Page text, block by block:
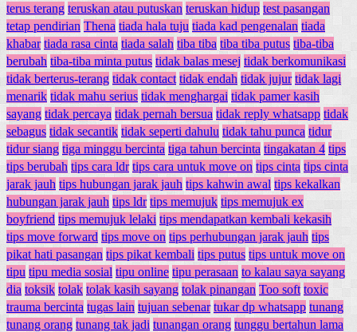
terus terang teruskan atau putuskan teruskan hidup test pasangan
tetap pendirian Thena tiada hala tuju tiada kad pengenalan tiada
khabar tiada rasa cinta tiada salah tiba tiba tiba tiba putus tiba-tiba
berubah tiba-tiba minta putus tidak balas mesej tidak berkomunikasi
tidak berterus-terang tidak contact tidak endah tidak jujur tidak lagi
menarik tidak mahu serius tidak menghargai tidak pamer kasih
sayang tidak percaya tidak pernah bersua tidak reply whatsapp tidak
sebagus tidak secantik tidak seperti dahulu tidak tahu punca tidur
tidur siang tiga minggu bercinta tiga tahun bercinta tingakatan 4 tips
tips berubah tips cara ldr tips cara untuk move on tips cinta tips cinta
jarak jauh tips hubungan jarak jauh tips kahwin awal tips kekalkan
hubungan jarak jauh tips ldr tips memujuk tips memujuk ex
boyfriend tips memujuk lelaki tips mendapatkan kembali kekasih
tips move forward tips move on tips perhubungan jarak jauh tips
pikat hati pasangan tips pikat kembali tips putus tips untuk move on
tipu tipu media sosial tipu online tipu perasaan to kalau saya sayang
dia toksik tolak tolak kasih sayang tolak pinangan Too soft toxic
trauma bercinta tugas lain tujuan sebenar tukar dp whatsapp tunang
tunang orang tunang tak jadi tunangan orang tunggu bertahun lama